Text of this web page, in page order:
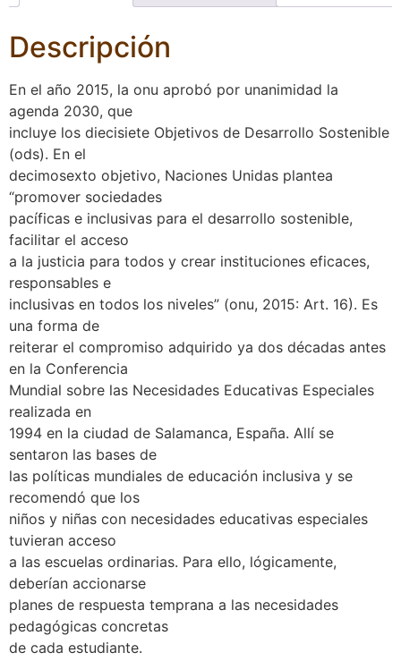
Descripción
En el año 2015, la onu aprobó por unanimidad la
agenda 2030, que
incluye los diecisiete Objetivos de Desarrollo Sostenible
(ods). En el
decimosexto objetivo, Naciones Unidas plantea
“promover sociedades
pacíficas e inclusivas para el desarrollo sostenible,
facilitar el acceso
a la justicia para todos y crear instituciones eficaces,
responsables e
inclusivas en todos los niveles” (onu, 2015: Art. 16). Es
una forma de
reiterar el compromiso adquirido ya dos décadas antes
en la Conferencia
Mundial sobre las Necesidades Educativas Especiales
realizada en
1994 en la ciudad de Salamanca, España. Allí se
sentaron las bases de
las políticas mundiales de educación inclusiva y se
recomendó que los
niños y niñas con necesidades educativas especiales
tuvieran acceso
a las escuelas ordinarias. Para ello, lógicamente,
deberían accionarse
planes de respuesta temprana a las necesidades
pedagógicas concretas
de cada estudiante.